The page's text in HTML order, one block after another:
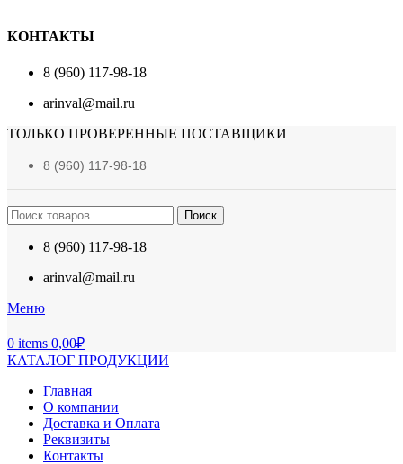
КОНТАКТЫ
8 (960) 117-98-18
arinval@mail.ru
ТОЛЬКО ПРОВЕРЕННЫЕ ПОСТАВЩИКИ
8 (960) 117-98-18
Поиск
8 (960) 117-98-18
arinval@mail.ru
Меню
0 items 0,00₽
КАТАЛОГ ПРОДУКЦИИ
Главная
О компании
Доставка и Оплата
Реквизиты
Контакты